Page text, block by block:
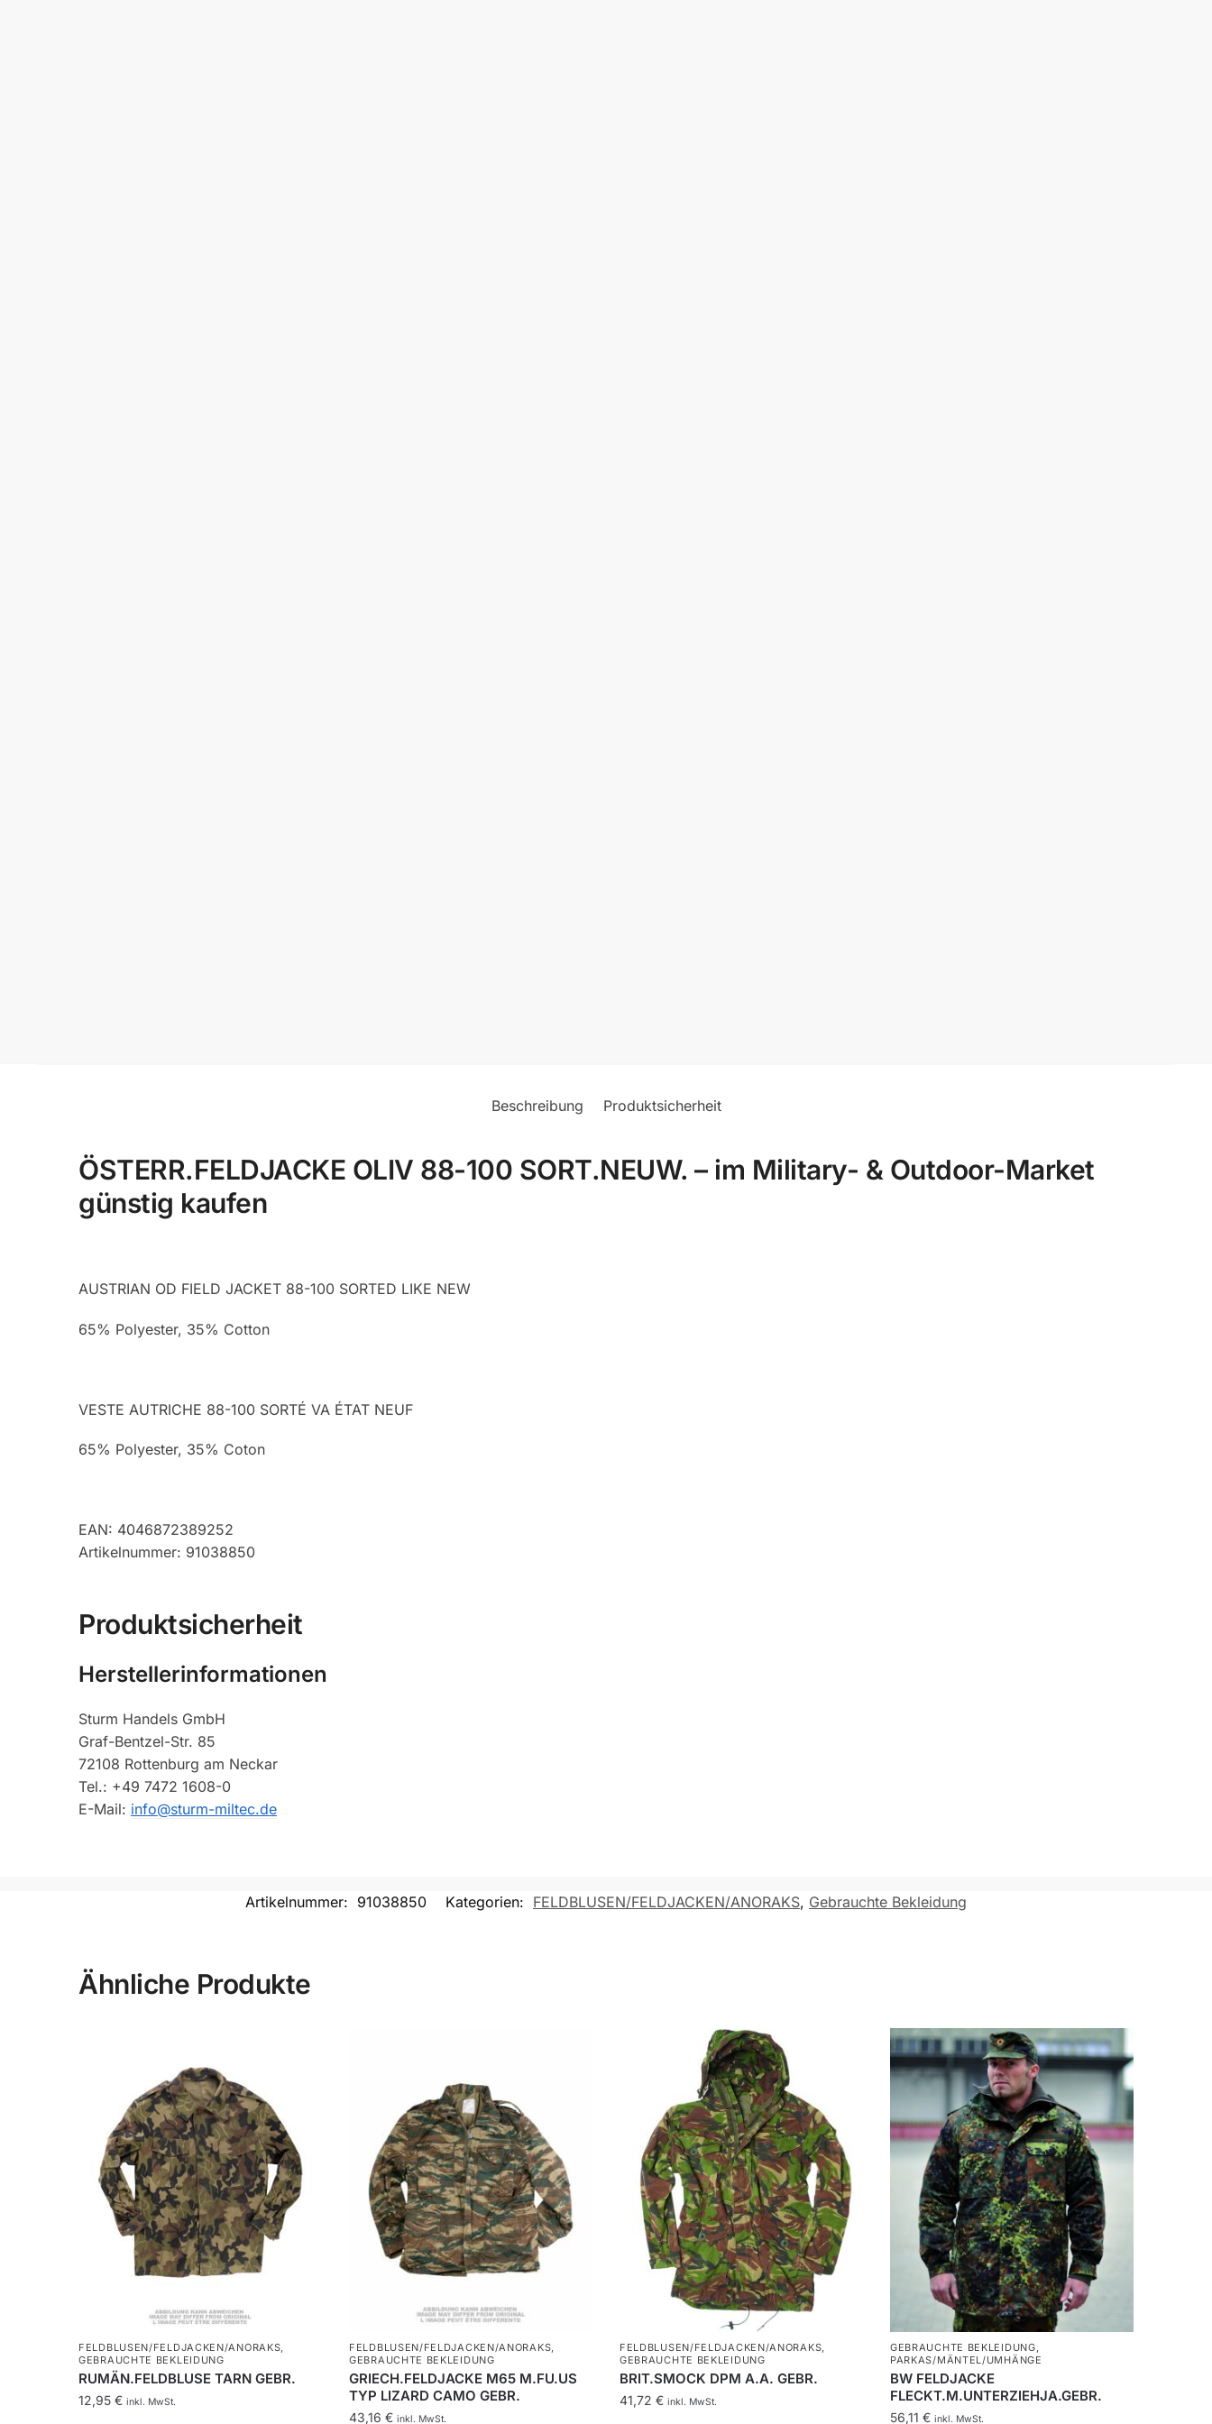
Beschreibung Produktsicherheit
ÖSTERR.FELDJACKE OLIV 88-100 SORT.NEUW. – im Military- & Outdoor-Market
günstig kaufen
AUSTRIAN OD FIELD JACKET 88-100 SORTED LIKE NEW
65% Polyester, 35% Cotton
VESTE AUTRICHE 88-100 SORTÉ VA ÉTAT NEUF
65% Polyester, 35% Coton
EAN: 4046872389252
Artikelnummer: 91038850
Produktsicherheit
Herstellerinformationen
Sturm Handels GmbH
Graf-Bentzel-Str. 85
72108 Rottenburg am Neckar
Tel.: +49 7472 1608-0
E-Mail: info@sturm-miltec.de
Artikelnummer: 91038850 Kategorien: FELDBLUSEN/FELDJACKEN/ANORAKS, Gebrauchte Bekleidung
Ähnliche Produkte
FELDBLUSEN/FELDJACKEN/ANORAKS,
GEBRAUCHTE BEKLEIDUNG
RUMÄN.FELDBLUSE TARN GEBR.
12,95€ inkl. MwSt.
FELDBLUSEN/FELDJACKEN/ANORAKS,
GEBRAUCHTE BEKLEIDUNG
GRIECH.FELDJACKE M65 M.FU.US
TYP LIZARD CAMO GEBR.
43,16 € inkl. MwSt.
FELDBLUSEN/FELDJACKEN/ANORAKS,
GEBRAUCHTE BEKLEIDUNG
BRIT.SMOCK DPM A.A. GEBR.
41,72 € inkl. MwSt.
GEBRAUCHTE BEKLEIDUNG,
PARKAS/MÄNTEL/UMHÄNGE
BW FELDJACKE
FLECKT.M.UNTERZIEHJA.GEBR.
56,11 € inkl. MwSt.